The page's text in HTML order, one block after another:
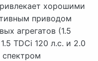
хорошими
приводом
агрегатов (1.5
TDCi 120 л.с. и 2.0
спектром